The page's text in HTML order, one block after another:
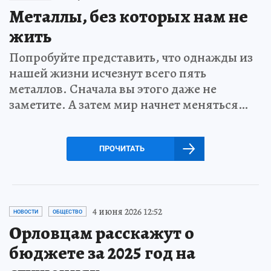
Металлы, без которых нам не
жить
Попробуйте представить, что однажды из
нашей жизни исчезнут всего пять
металлов. Сначала вы этого даже не
заметите. А затем мир начнет меняться…
ПРОЧИТАТЬ
НОВОСТИ ОБЩЕСТВО 4 июня 2026 12:52
Орловцам расскажут о
бюджете за 2025 год на